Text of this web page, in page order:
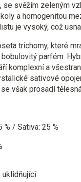
se svěžím zeleným
a homogenitou
je vysoký, což
trichomy, které
parfém.
komplexní a
sativové
však prosadí
% / Sativa: 25 %
uklidňující